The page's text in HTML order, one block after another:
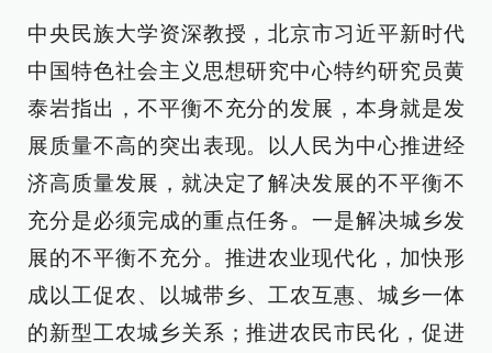
中央民族大学资深教授，北京市习近平新时代
中国特色社会主义思想研究中心特约研究员黄
泰岩指出，不平衡不充分的发展，本身就是发
展质量不高的突出表现。以人民为中心推进经
济高质量发展，就决定了解决发展的不平衡不
充分是必须完成的重点任务。一是解决城乡发
展的不平衡不充分。推进农业现代化，加快形
成以工促农、以城带乡、工农互惠、城乡一体
的新型工农城乡关系；推进农民市民化，促进